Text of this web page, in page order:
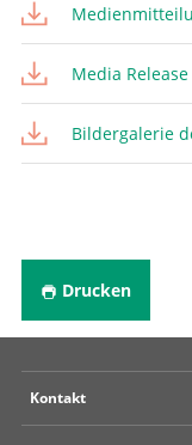
Media
Bildergalerie
Drucken
Kontakt